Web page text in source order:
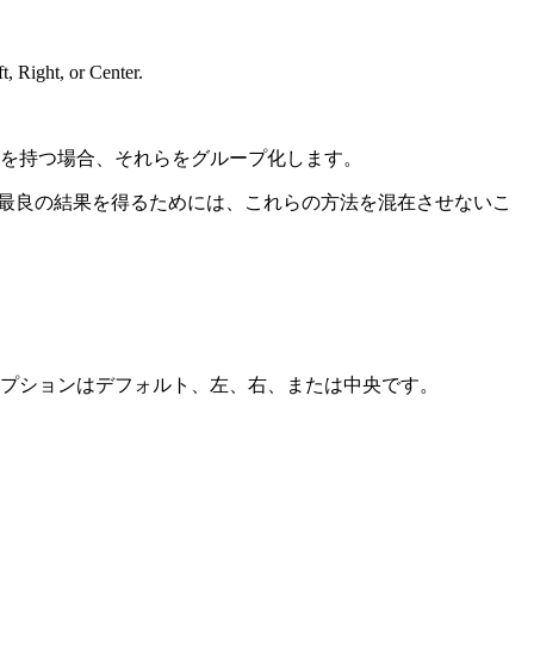
Right, or Center.
持つ場合、それらをグループ化します。
の結果を得るためには、これらの方法を混在させないこ
ョンはデフォルト、左、右、または中央です。